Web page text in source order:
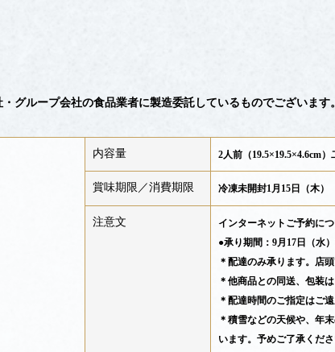
グループ会社の食品業者に製造委託しているものでございます。
内容量 2人前（19.5×19.5×4.6cm）
賞味期限／消費期限 冷凍未開封1月15日（木）
注意文
インターネットご予約に
●承り期間：9月17日（水
＊配達のみ承ります。店
＊他商品との同送、包装
＊配達時間のご指定はご遠
＊積雪などの天候や、年
います。予めご了承くださ